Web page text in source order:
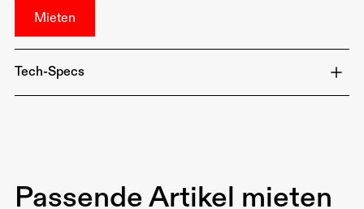
Tech-Specs
Gewicht: ca. 9 kg
Passende Artikel mieten